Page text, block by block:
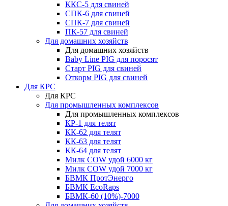
ККС-5 для свиней
СПК-6 для свиней
СПК-7 для свиней
ПК-57 для свиней
Для домашних хозяйств
Для домашних хозяйств
Baby Line PIG для поросят
Старт PIG для свиней
Откорм PIG для свиней
Для КРС
Для КРС
Для промышленных комплексов
Для промышленных комплексов
КР-1 для телят
КК-62 для телят
КК-63 для телят
КК-64 для телят
Милк COW удой 6000 кг
Милк COW удой 7000 кг
БВМК ПротЭнерго
БВМК EcoRaps
БВМК-60 (10%)-7000